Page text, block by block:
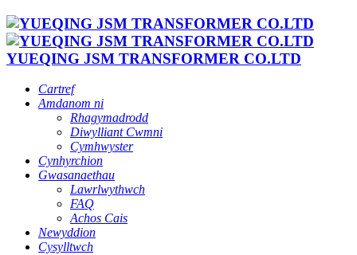
YUEQING JSM TRANSFORMER CO.LTD
Cartref
Amdanom ni
Rhagymadrodd
Diwylliant Cwmni
Cymhwyster
Cynhyrchion
Gwasanaethau
Lawrlwythwch
FAQ
Achos Cais
Newyddion
Cysylltwch